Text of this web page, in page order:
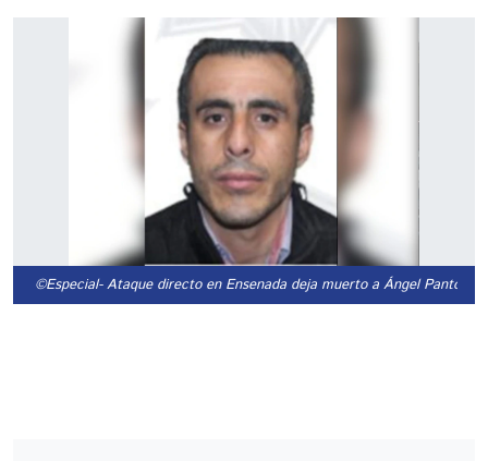
©Especial- Ataque directo en Ensenada deja muerto a Ángel Pantoja.